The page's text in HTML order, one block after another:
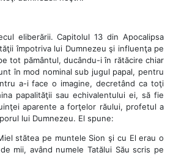
eliberării. Capitolul 13 din Apocalipsa
împotriva lui Dumnezeu şi influenţa pe
tot pământul, ducându-i în rătăcire chiar
în mod nominal sub jugul papal, pentru
a-i face o imagine, decretând ca toţi
papalităţii sau echivalentului ei, să fie
aparente a forţelor răului, profetul a
lui Dumnezeu. El spune:
stătea pe muntele Sion şi cu El erau o
mii, având numele Tatălui Său scris pe